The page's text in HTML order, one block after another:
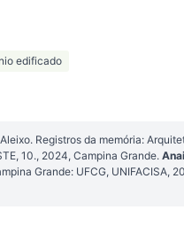
edificado
Registros da memória:
10., 2024, Campina Grande.
Grande: UFCG, UNIFACISA,